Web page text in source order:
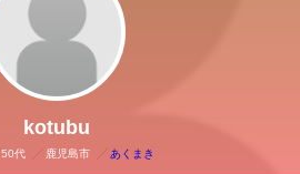
kotubu
50代 鹿児島市 あくまき